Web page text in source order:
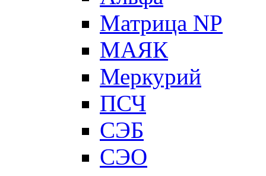
Матрица NP
МАЯК
Меркурий
ПСЧ
СЭБ
СЭО